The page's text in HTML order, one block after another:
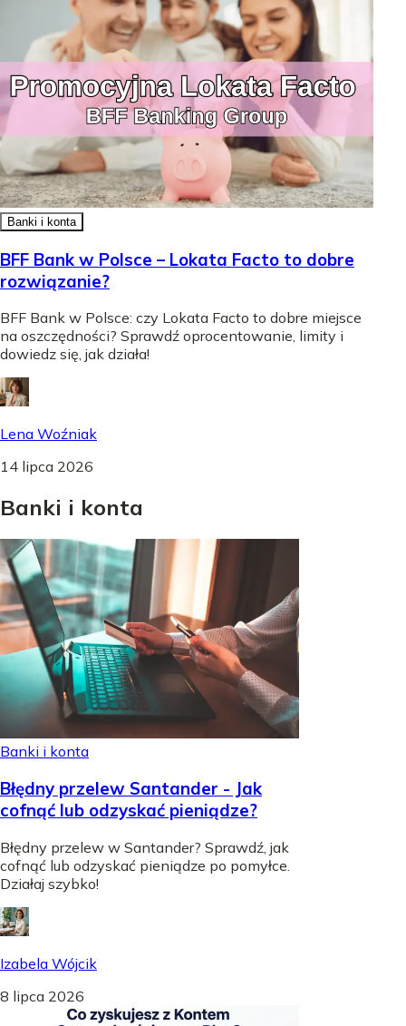
Banki i konta
BFF Bank w Polsce – Lokata Facto to dobre
rozwiązanie?
BFF Bank w Polsce: czy Lokata Facto to dobre miejsce
na oszczędności? Sprawdź oprocentowanie, limity i
dowiedz się, jak działa!
Lena Woźniak
14 lipca 2026
Banki i konta
Banki i konta
Błędny przelew Santander - Jak
cofnąć lub odzyskać pieniądze?
Błędny przelew w Santander? Sprawdź, jak
cofnąć lub odzyskać pieniądze po pomyłce.
Działaj szybko!
Izabela Wójcik
8 lipca 2026